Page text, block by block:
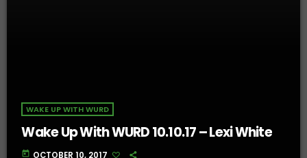
WAKE UP WITH WURD
Wake Up With WURD 10.10.17 – Lexi White
today OCTOBER 10, 2017